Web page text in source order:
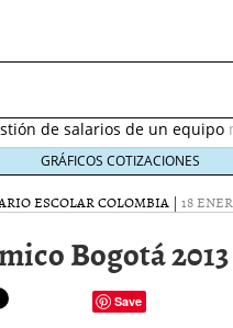
septiembre 2017
imparable: nuevos recursos
septiembre 2, 2021
al desarrollo de
septiembre 2017 octubre
de salarios de un equipo
GRÁFICOS COTIZACIONES
ESCOLAR COLOMBIA | 18
Bogotá 2013
Save